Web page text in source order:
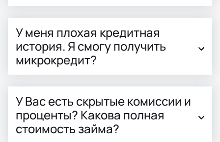
У меня плохая кредитная
история. Я смогу получить
микрокредит?
У Вас есть скрытые комиссии и
проценты? Какова полная
стоимость займа?